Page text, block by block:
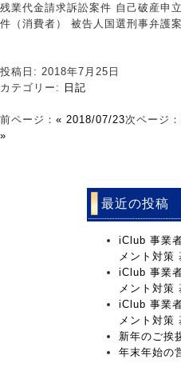
残業代金請求訴訟案件 自己破産申
件（消費者） 被告人国選刑事弁護
投稿日: 2018年7月25日
カテゴリー: 日記
前ページ： « 2018/07/23次ページ：
»
最近の投稿
iClub 事業
メント対策
iClub 事業
メント対策
iClub 事業
メント対策
新年のご挨
年末年始の